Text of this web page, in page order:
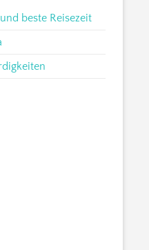
beste Reisezeit